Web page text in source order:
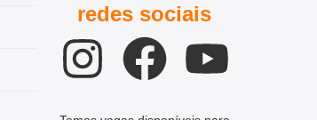
redes sociais